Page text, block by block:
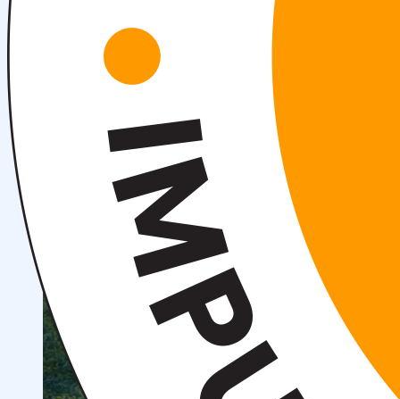
Institut prezidenti murojaati
Impuls Tibbiyot Instituti
Missiya va kelajakdagi maqsad
Akkreditatsiya va litsenziyalar
Talabalar uchun ma’lumotlar
Talabalar uchun grantlar va imtiyozlar
jamiyati (Student union)
Tayyorlov kurslari
Xorijiy abituriyentlar uchun Savol-javob (FAQ)